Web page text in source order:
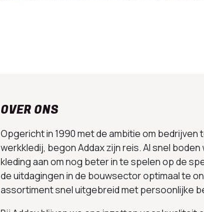
OVER ONS
Opgericht in 1990 met de ambitie om
werkkledij, begon Addax zijn reis. Al snel
kleding aan om nog beter in te spelen op de
de uitdagingen in de bouwsector optimaal te
assortiment snel uitgebreid met persoonlijke